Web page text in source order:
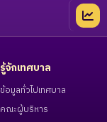
รู้จักเทศบาล
ข้อมูลทั่วไปเทศบาล
คณะผู้บริหาร